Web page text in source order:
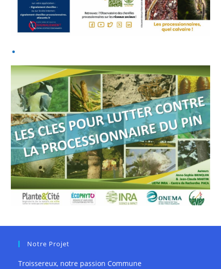
Notre Projet
Troissereux, notre passion Commune